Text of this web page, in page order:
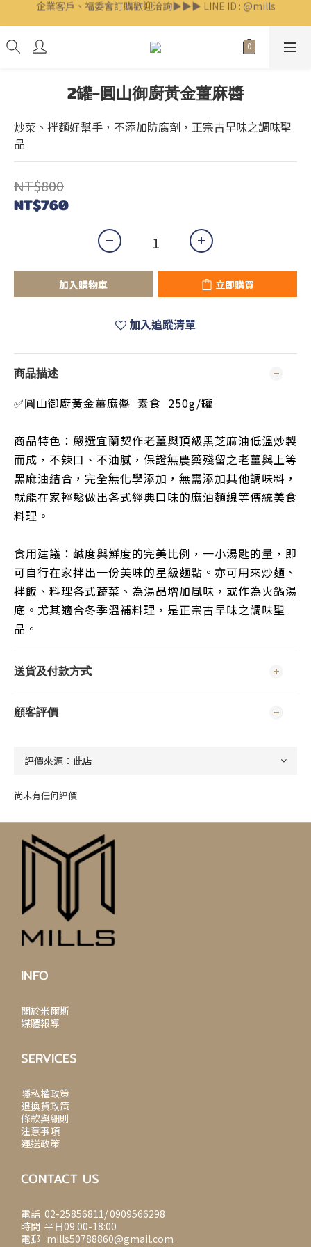
🛎米爾斯官方 LINE【專人線上客服】 點我！
🛎米爾斯官方 LINE【專人線上客服】 點我！
2罐-圓山御廚黃金薑麻醬
炒菜、拌麵好幫手，不添加防腐劑，正宗古早味之調味聖
品
NT$800
NT$760
加入購物車 立即購買
加入追蹤清單
商品描述
✅圓山御廚黃金薑麻醬 素食 250g/罐
商品特色：嚴選宜蘭契作老薑與頂級黑芝麻油低溫炒製
而成，不辣口、不油膩，保證無農藥殘留之老薑與上等
黑麻油結合，完全無化學添加，無需添加其他調味料，
就能在家輕鬆做出各式經典口味的麻油麵線等傳統美食
料理。
食用建議：鹹度與鮮度的完美比例，一小湯匙的量，即
可自行在家拌出一份美味的星級麵點。亦可用來炒麵、
拌飯、料理各式蔬菜、為湯品增加風味，或作為火鍋湯
底。尤其適合冬季溫補料理，是正宗古早味之調味聖
品。
送貨及付款方式
顧客評價
尚未有任何評價
INFO
關於米爾斯
媒體報導
SERVICES
隱私權政策
退換貨政策
條款與細則
注意事項
運送政策
CONTACT US
電話 02-25856811/ 0909566298
時間 平日09:00-18:00
電郵 mills50788860@gmail.com